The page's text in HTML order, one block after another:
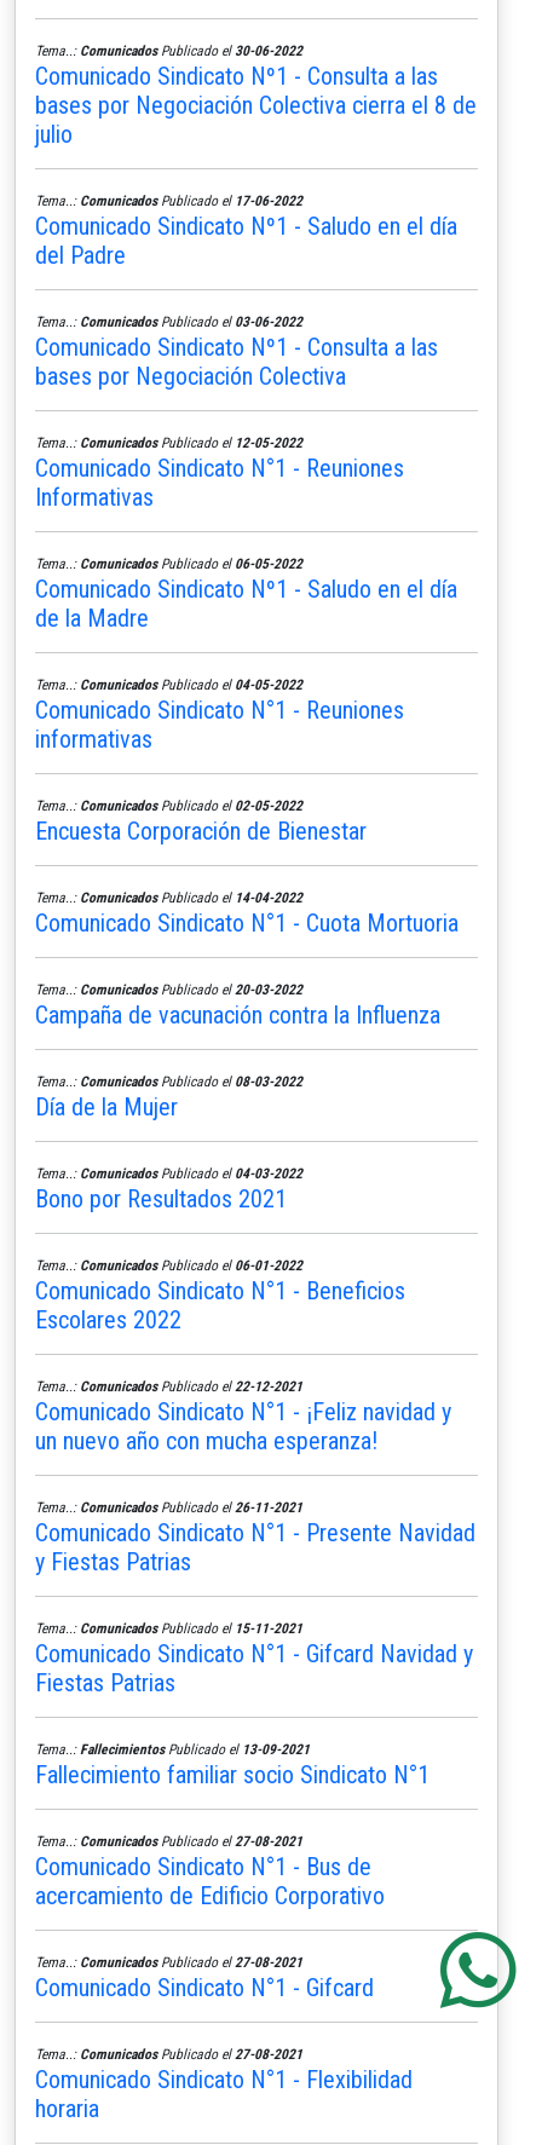
Tema..: ComunicadosPublicado el 30-06-2022
Comunicado Sindicato Nº1 - Consulta a las
bases por Negociación Colectiva cierra el 8 de
julio
Tema..: ComunicadosPublicado el 17-06-2022
Comunicado Sindicato Nº1 - Saludo en el día
del Padre
Tema..: ComunicadosPublicado el 03-06-2022
Comunicado Sindicato Nº1 - Consulta a las
bases por Negociación Colectiva
Tema..: ComunicadosPublicado el 12-05-2022
Comunicado Sindicato N°1 - Reuniones
Informativas
Tema..: ComunicadosPublicado el 06-05-2022
Comunicado Sindicato Nº1 - Saludo en el día
de la Madre
Tema..: ComunicadosPublicado el 04-05-2022
Comunicado Sindicato N°1 - Reuniones
informativas
Tema..: ComunicadosPublicado el 02-05-2022
Encuesta Corporación de Bienestar
Tema..: ComunicadosPublicado el 14-04-2022
Comunicado Sindicato N°1 - Cuota Mortuoria
Tema..: ComunicadosPublicado el 20-03-2022
Campaña de vacunación contra la Influenza
Tema..: ComunicadosPublicado el 08-03-2022
Día de la Mujer
Tema..: ComunicadosPublicado el 04-03-2022
Bono por Resultados 2021
Tema..: ComunicadosPublicado el 06-01-2022
Comunicado Sindicato N°1 - Beneficios
Escolares 2022
Tema..: ComunicadosPublicado el 22-12-2021
Comunicado Sindicato N°1 - ¡Feliz navidad y
un nuevo año con mucha esperanza!
Tema..: ComunicadosPublicado el 26-11-2021
Comunicado Sindicato N°1 - Presente Navidad
y Fiestas Patrias
Tema..: ComunicadosPublicado el 15-11-2021
Comunicado Sindicato N°1 - Gifcard Navidad y
Fiestas Patrias
Tema..: FallecimientosPublicado el 13-09-2021
Fallecimiento familiar socio Sindicato N°1
Tema..: ComunicadosPublicado el 27-08-2021
Comunicado Sindicato N°1 - Bus de
acercamiento de Edificio Corporativo
Tema..: ComunicadosPublicado el 27-08-2021
Comunicado Sindicato N°1 - Gifcard
Tema..: ComunicadosPublicado el 27-08-2021
Comunicado Sindicato N°1 - Flexibilidad
horaria